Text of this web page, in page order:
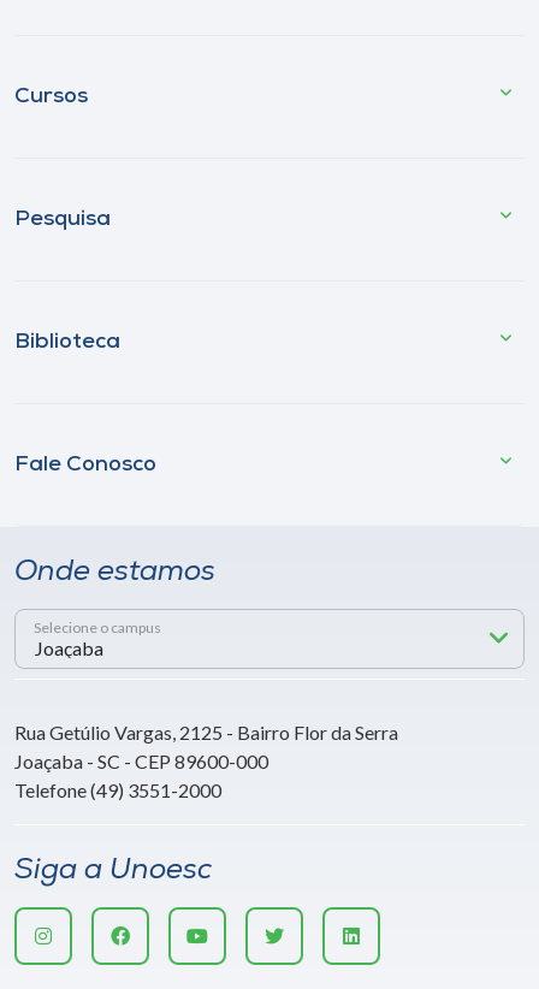
Cursos
Pesquisa
Biblioteca
Fale Conosco
Onde estamos
Selecione o campus
Rua Getúlio Vargas, 2125 - Bairro Flor da Serra
Joaçaba - SC - CEP 89600-000
Telefone (49) 3551-2000
Siga a Unoesc